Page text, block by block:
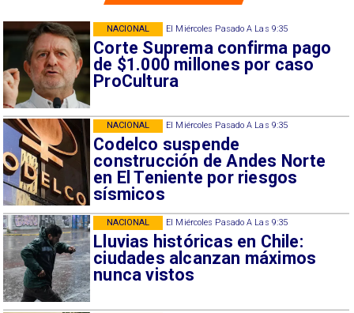
El Miércoles Pasado A Las 9:35
Corte Suprema confirma pago
de $1.000 millones por caso
ProCultura
NACIONAL
El Miércoles Pasado A Las 9:35
Codelco suspende
construcción de Andes Norte
en El Teniente por riesgos
sísmicos
NACIONAL
El Miércoles Pasado A Las 9:35
Lluvias históricas en Chile:
ciudades alcanzan máximos
nunca vistos
NACIONAL